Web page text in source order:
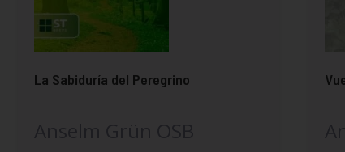
La Sabiduría del Peregrino